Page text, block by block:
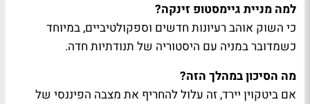
למה מניית גיימסטופ זינקה?
כי השוק אוהב רעיונות חדשים וספקולטיביים, במיוחד
כשמדובר במניה עם היסטוריה של תנודתיות חדה.
מה הסיכון במהלך הזה?
אם ביטקוין יירד, זה עלול להחריף את מצבה הפיננסי של